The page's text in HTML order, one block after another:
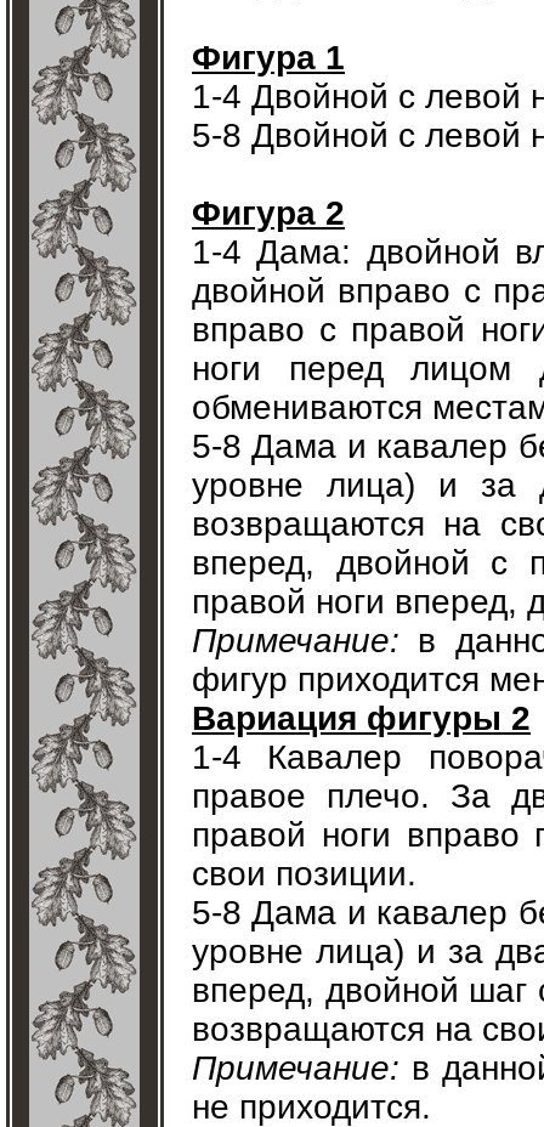
Фигура 1
1-4 Двойной с левой
5-8 Двойной с левой
Фигура 2
1-4 Дама: двойной
двойной вправо с
вправо с правой
ноги перед
обмениваются
5-8 Дама и кавалер
уровне лица) и за
возвращаются на
вперед, двойной с
правой ноги вперед,
Примечание: в
фигур приходится
Вариация фигуры 2
1-4 Кавалер
правое плечо. За
правой ноги вправо
свои позиции.
5-8 Дама и кавалер
уровне лица) и за
вперед, двойной шаг
возвращаются на
Примечание: в
не приходится.